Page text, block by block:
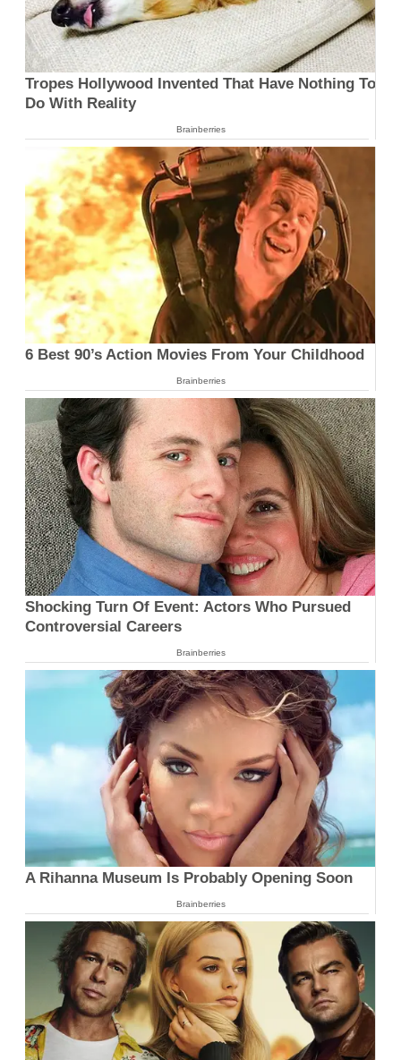
Tropes Hollywood Invented That Have Nothing To
Do With Reality
Brainberries
6 Best 90’s Action Movies From Your Childhood
Brainberries
Shocking Turn Of Event: Actors Who Pursued
Controversial Careers
Brainberries
A Rihanna Museum Is Probably Opening Soon
Brainberries